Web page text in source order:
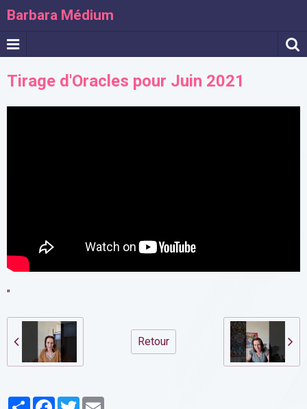
Barbara Médium
Tirage d'Oracles pour Juin 2021
"
Retour
PartagerFacebook
Twitter